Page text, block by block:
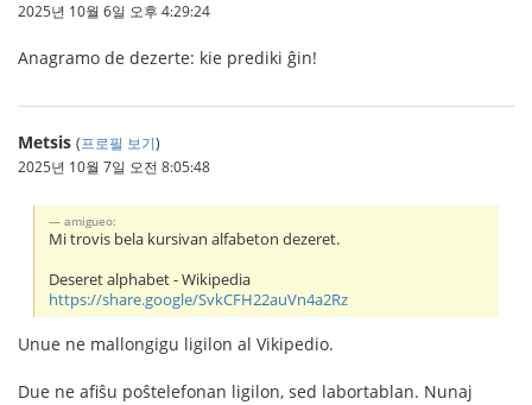
2025년 10월 6일 오후 4:29:24
Anagramo de dezerte: kie prediki ĝin!
Metsis (프로필 보기)
2025년 10월 7일 오전 8:05:48
amigueo:
Mi trovis bela kursivan alfabeton dezeret.
Deseret alphabet - Wikipedia
https://share.google/SvkCFH22auVn4a2Rz
Unue ne mallongigu ligilon al Vikipedio.
Due ne afiŝu poŝtelefonan ligilon, sed labortablan. Nunaj